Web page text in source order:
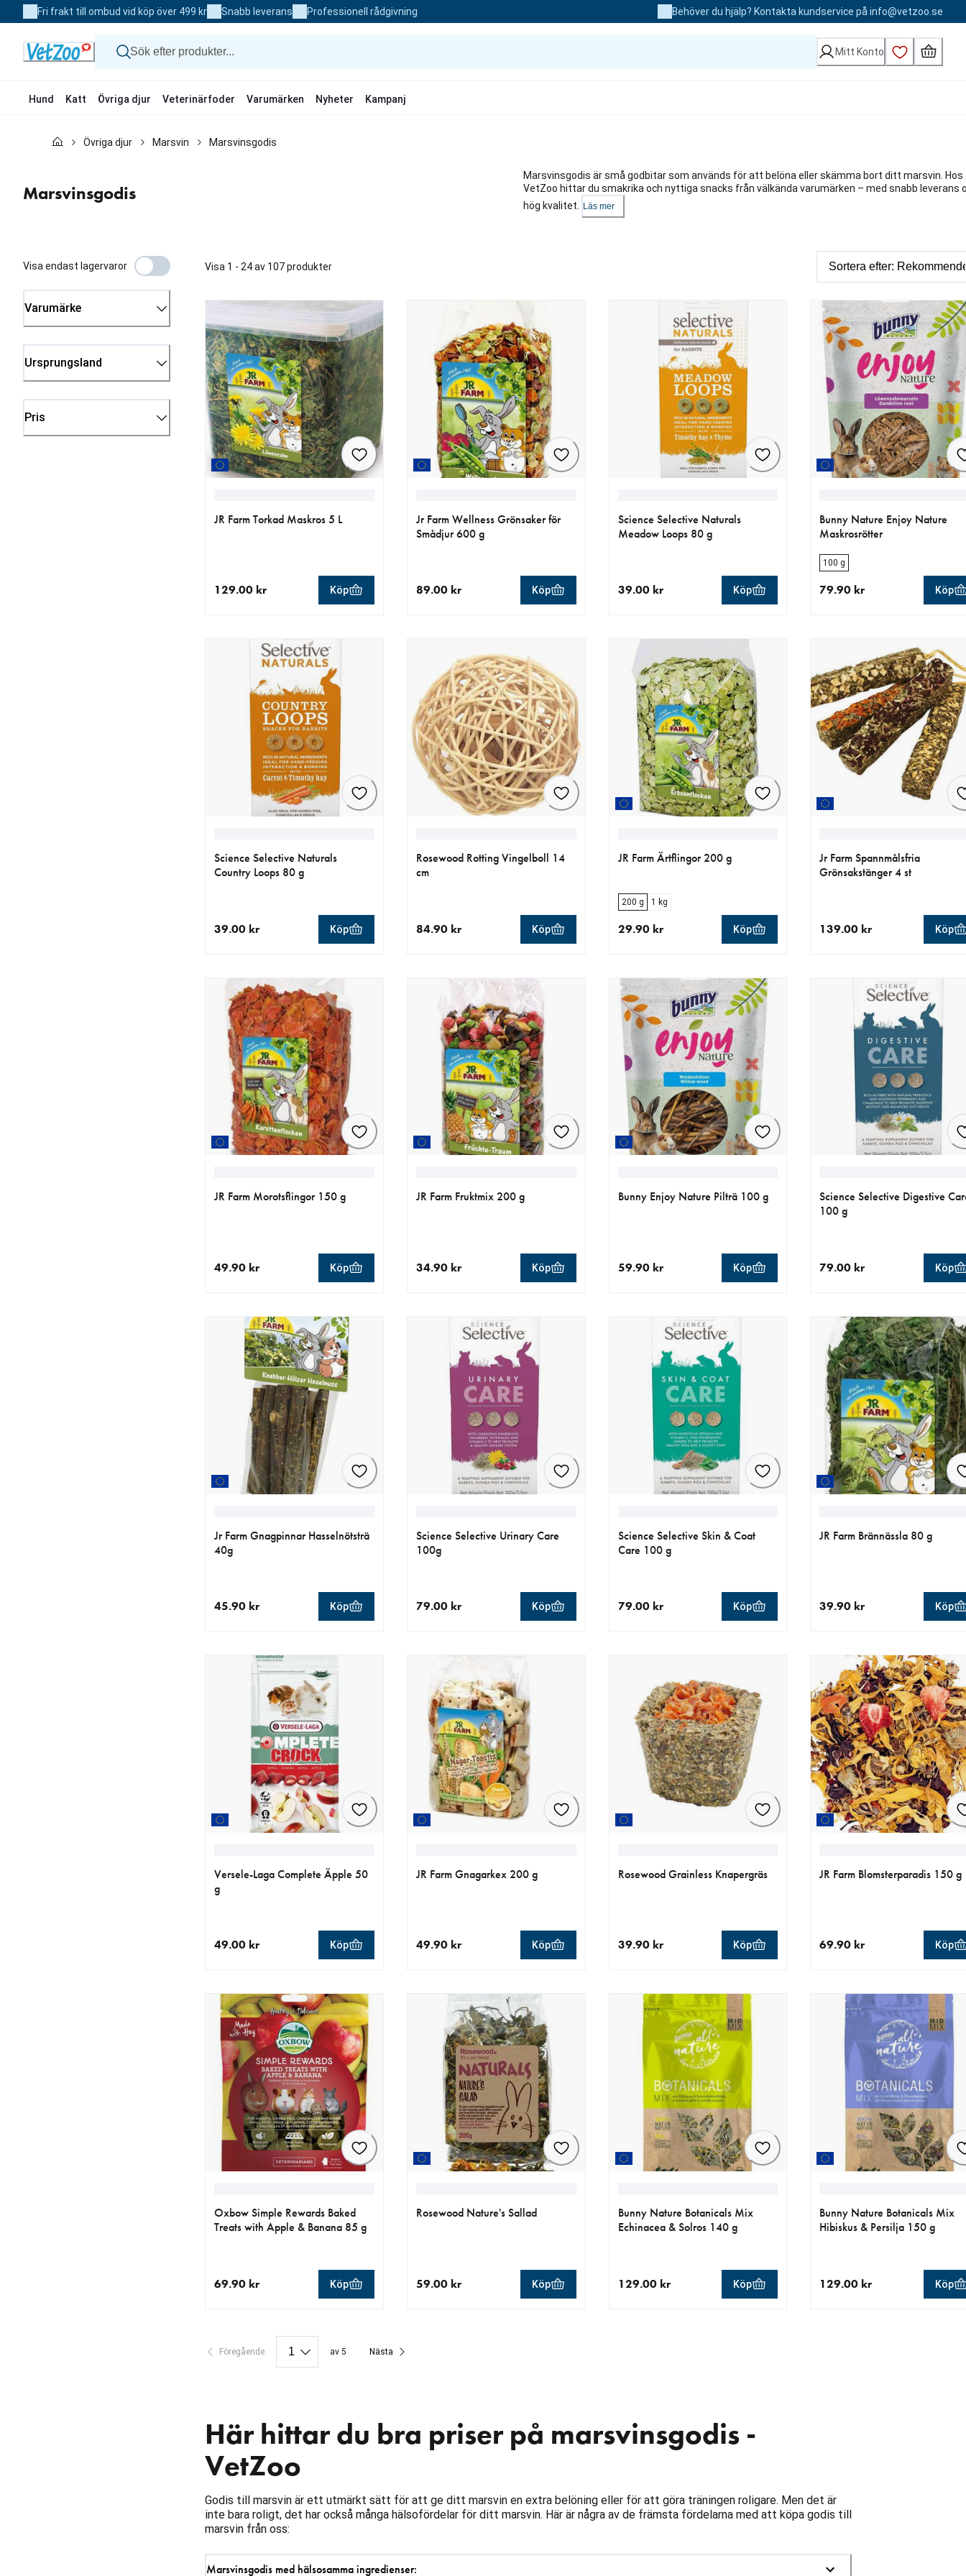
to
Fri frakt till ombud vid köp över 499 kr Snabb leverans Professionell rådgivning Behöver du hjälp? Kontakta kundservice på info@vetzoo.se
Mitt Konto
Hund Katt Övriga djur Veterinärfoder Varumärken Nyheter Kampanj
Varumärken
Nyheter
Övriga djur Marsvin Marsvinsgodis
Marsvinsgodis
Marsvinsgodis är små godbitar som används för att belöna eller skämma bort ditt marsvin. Hos
VetZoo hittar du smakrika och nyttiga snacks från välkända varumärken – med snabb leverans
hög kvalitet.
Läs mer
Visa endast lagervaror
Varumärke
Ursprungsland
Pris
Visa 1 - 24 av 107 produkter
JR Farm Torkad Maskros 5 L
129.00 kr Köp
Jr Farm Wellness Grönsaker för
Smådjur 600 g
89.00 kr Köp
Science Selective Naturals
Meadow Loops 80 g
39.00 kr Köp
Bunny Nature Enjoy Nature
Maskrosrötter
100 g
79.90 kr Köp
Science Selective Naturals
Country Loops 80 g
39.00 kr Köp
Rosewood Rotting Vingelboll 14
cm
84.90 kr Köp
JR Farm Ärtflingor 200 g
200 g 1 kg
29.90 kr Köp
Jr Farm Spannmålsfria
Grönsakstänger 4 st
139.00 kr Köp
JR Farm Morotsflingor 150 g
49.90 kr Köp
JR Farm Fruktmix 200 g
34.90 kr Köp
Bunny Enjoy Nature Pilträ 100 g
59.90 kr Köp
Science Selective Digestive
100 g
79.00 kr Köp
Jr Farm Gnagpinnar Hasselnötsträ
40g
45.90 kr Köp
Science Selective Urinary Care
100g
79.00 kr Köp
Science Selective Skin & Coat
Care 100 g
79.00 kr Köp
JR Farm Brännässla 80 g
39.90 kr Köp
Versele-Laga Complete Äpple 50
g
49.00 kr Köp
JR Farm Gnagarkex 200 g
49.90 kr Köp
Rosewood Grainless Knapergräs
39.90 kr Köp
JR Farm Blomsterparadis 150 g
69.90 kr Köp
Oxbow Simple Rewards Baked
Treats with Apple & Banana 85 g
69.90 kr Köp
Rosewood Nature's Sallad
59.00 kr Köp
Bunny Nature Botanicals Mix
Echinacea & Solros 140 g
129.00 kr Köp
Bunny Nature Botanicals Mix
Hibiskus & Persilja 150 g
129.00 kr Köp
Föregående av 5 Nästa
Här hittar du bra priser på marsvinsgodis -
VetZoo
Godis till marsvin är ett utmärkt sätt för att ge ditt marsvin en extra belöning eller för att göra träningen roligare. Men det är
inte bara roligt, det har också många hälsofördelar för ditt marsvin. Här är några av de främsta fördelarna med att köpa godis till
marsvin från oss:
Marsvinsgodis med hälsosamma ingredienser: